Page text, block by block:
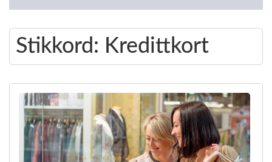
Stikkord: Kredittkort